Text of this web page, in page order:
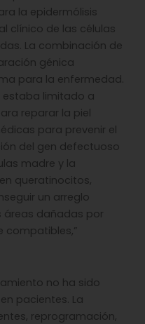
la epidermólisis
clínico de las células
La combinación de
génica
para la enfermedad.
estaba limitado a
reparar la piel
para prevenir el
del gen defectuoso
madre y la
queratinocitos,
un arreglo
áreas dañadas por
compatibles,”
no ha sido
pacientes. La
reprogramación,